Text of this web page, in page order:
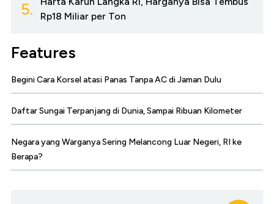
5.
Rp18 Miliar per Ton
Features
Begini Cara Korsel atasi Panas Tanpa AC di Jaman Dulu
Daftar Sungai Terpanjang di Dunia, Sampai Ribuan Kilometer
Negara yang Warganya Sering Melancong Luar Negeri, RI ke
Berapa?